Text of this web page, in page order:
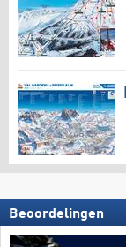
Beoordelingen